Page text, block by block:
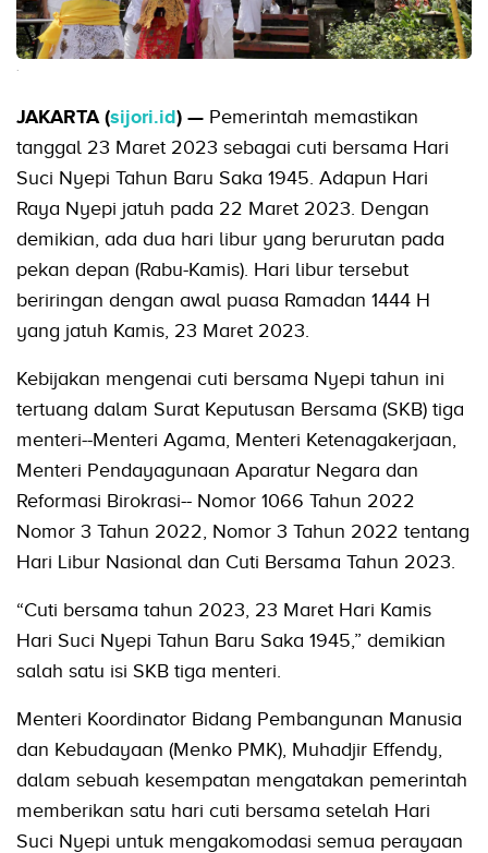
JAKARTA (sijori.id) — Pemerintah memastikan
tanggal 23 Maret 2023 sebagai cuti bersama Hari
Suci Nyepi Tahun Baru Saka 1945. Adapun Hari
Raya Nyepi jatuh pada 22 Maret 2023. Dengan
demikian, ada dua hari libur yang berurutan pada
pekan depan (Rabu-Kamis). Hari libur tersebut
beriringan dengan awal puasa Ramadan 1444 H
yang jatuh Kamis, 23 Maret 2023.
Kebijakan mengenai cuti bersama Nyepi tahun ini
tertuang dalam Surat Keputusan Bersama (SKB) tiga
menteri--Menteri Agama, Menteri Ketenagakerjaan,
Menteri Pendayagunaan Aparatur Negara dan
Reformasi Birokrasi-- Nomor 1066 Tahun 2022
Nomor 3 Tahun 2022, Nomor 3 Tahun 2022 tentang
Hari Libur Nasional dan Cuti Bersama Tahun 2023.
“Cuti bersama tahun 2023, 23 Maret Hari Kamis
Hari Suci Nyepi Tahun Baru Saka 1945,” demikian
salah satu isi SKB tiga menteri.
Menteri Koordinator Bidang Pembangunan Manusia
dan Kebudayaan (Menko PMK), Muhadjir Effendy,
dalam sebuah kesempatan mengatakan pemerintah
memberikan satu hari cuti bersama setelah Hari
Suci Nyepi untuk mengakomodasi semua perayaan